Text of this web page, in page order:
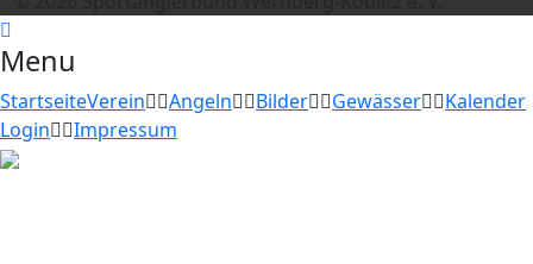
Menu
StartseiteVerein Angeln Bilder Gewässer
Kalender
Login
Impressum